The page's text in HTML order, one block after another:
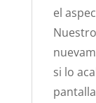
el
si lo